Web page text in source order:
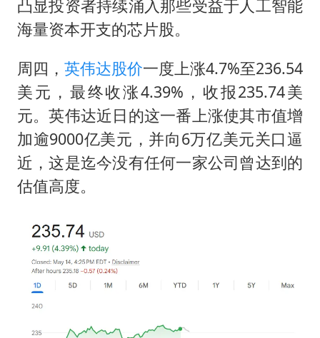
U17国足点球大战淘汰河床晋级决赛
胡彦斌韩磊 谁帮谁
胡彦斌获《歌手2026》歌王
秋天的第一杯奶茶到底有多火
38岁演员求职万岁山NPC成功
我国外贸延续良好增长态势
凸显投资者持续涌入那些受益于人工智能
海量资本开支的芯片股。
周四， 英伟达股价一度上涨4.7%至236.54
美元，最终收涨4.39%，收报235.74美
元。英伟达近日的这一番上涨使其市值增
加逾9000亿美元，并向6万亿美元关口逼
近，这是迄今没有任何一家公司曾达到的
估值高度。